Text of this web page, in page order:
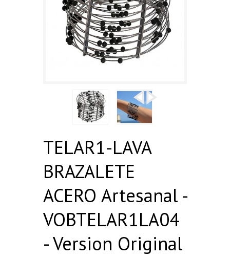
TELAR1-LAVA
BRAZALETE
ACERO Artesanal -
VOBTELAR1LA04
- Version Original